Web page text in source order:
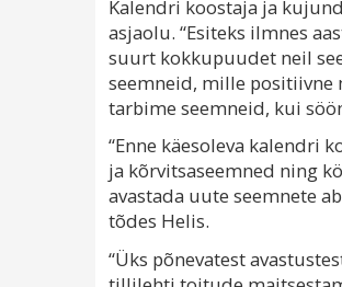
Kalendri koostaja ja
asjaolu. “Esiteks ilmnes
suurt kokkupuudet neil
seemneid, mille positiivne
tarbime seemneid, kui
“Enne käesoleva kalendri
ja kõrvitsaseemned ning
avastada uute seemnete
tõdes Helis.
“Üks põnevatest